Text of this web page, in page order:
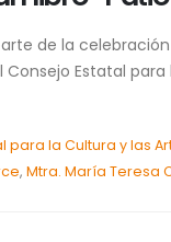
de la celebración
Estatal
para la Cultura y las
, Mtra. María Teresa